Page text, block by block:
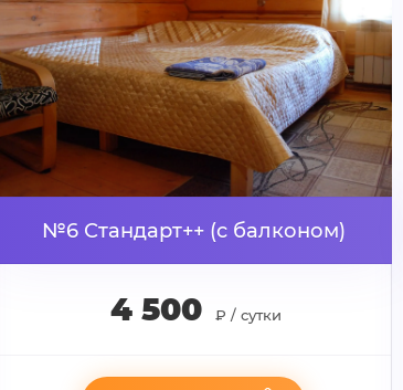
№6 Стандарт++ (с балконом)
4 500 ₽ / сутки